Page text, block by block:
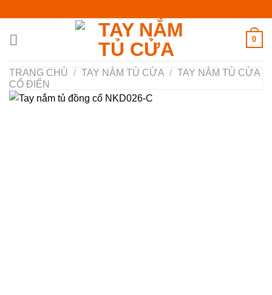
nội
0
TRANG CHỦ / TAY NẮM TỦ CỬA / TAY NẮM TỦ CỬA
CỔ ĐIỂN